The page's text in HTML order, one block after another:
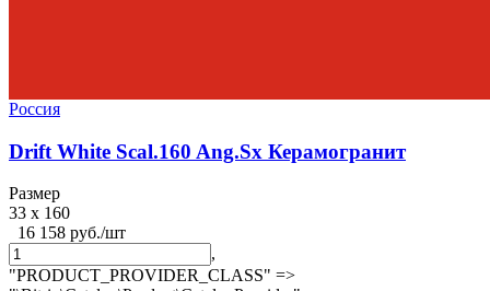
Россия
Drift White Scal.160 Ang.Sx Керамогранит
Размер
33 x 160
16 158 руб./шт
,
"PRODUCT_PROVIDER_CLASS" =>